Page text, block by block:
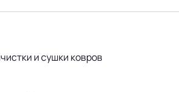
и сушки ковров